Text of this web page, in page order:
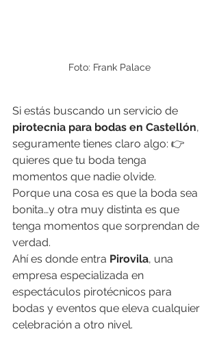
Foto: Frank Palace
Si estás buscando un servicio de
pirotecnia para bodas en Castellón,
seguramente tienes claro algo: 👉
quieres que tu boda tenga
momentos que nadie olvide.
Porque una cosa es que la boda sea
bonita…y otra muy distinta es que
tenga momentos que sorprendan de
verdad.
Ahí es donde entra Pirovila, una
empresa especializada en
espectáculos pirotécnicos para
bodas y eventos que eleva cualquier
celebración a otro nivel.